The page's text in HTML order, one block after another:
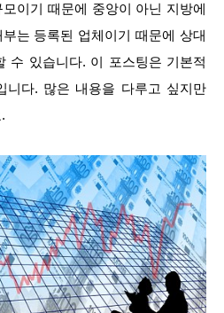
이기 때문에 중앙이 아닌 지방에
는 등록된 업체이기 때문에 상대
수 있습니다. 이 포스팅은 기본적
니다. 많은 내용을 다루고 싶지만